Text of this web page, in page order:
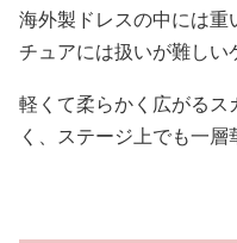
海外製ドレスの中には
チュアには扱いが難しい
軽くて柔らかく広がる
く、ステージ上でも一層